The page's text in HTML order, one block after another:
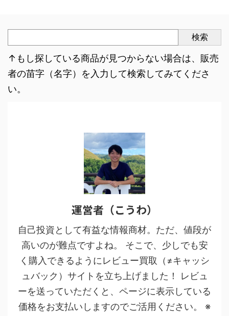
検索
↑もし探している商品が見つからない場合は、販売
者の苗字（名字）を入力して検索してみてくださ
い。
運営者（こうわ）
自己投資として有益な情報商材。ただ、値段が
高いのが難点ですよね。 そこで、少しでも安
く購入できるようにレビュー買取（≠キャッシ
ュバック）サイトを立ち上げました！ レビュ
ーを送っていただくと、ページに表示している
価格をお支払いしますのでご活用ください。 ※